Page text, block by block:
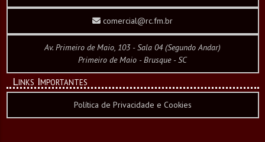
comercial@rc.fm.br
Av. Primeiro de Maio, 103 - Sala 04 (Segundo Andar)
Primeiro de Maio - Brusque - SC
Links Importantes
Política de Privacidade e Cookies